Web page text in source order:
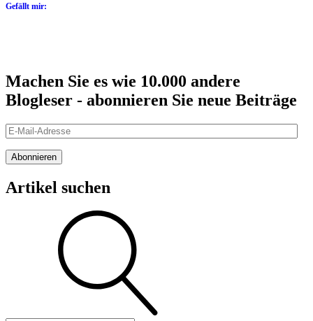
Gefällt mir:
Machen Sie es wie 10.000 andere
Blogleser - abonnieren Sie neue Beiträge
E-
Mail-
Adresse
Abonnieren
Artikel suchen